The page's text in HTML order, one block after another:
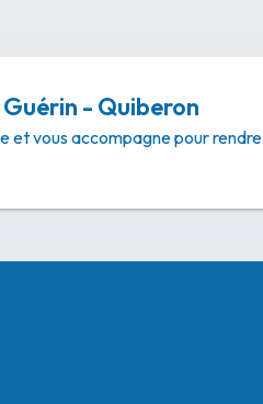
- Quiberon
et vous accompagne pour rendre